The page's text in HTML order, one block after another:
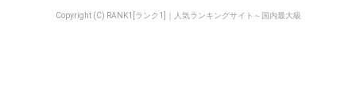
Copyright (C) RANK1[ランク1]｜人気ランキングサイト～国内最大級